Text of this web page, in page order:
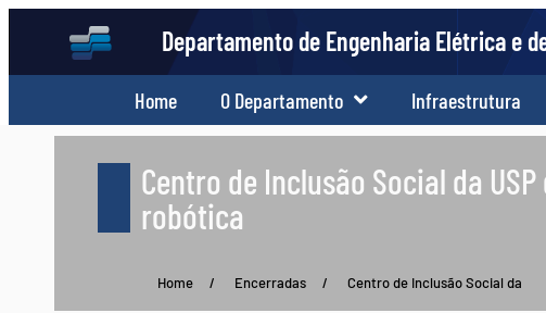
Departamento de Engenharia Elétrica e
Home O Departamento Infraestrutura
Centro de Inclusão Social da
robótica
Home / Encerradas / Centro de Inclusão Social da